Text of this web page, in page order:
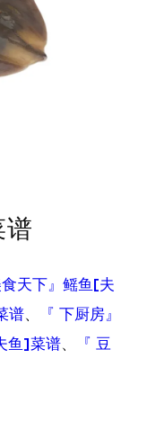
食天下』鳐鱼[夫
谱、
『 下厨房』
鱼]菜谱、
『 豆